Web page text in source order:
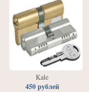
Kale
450 рублей